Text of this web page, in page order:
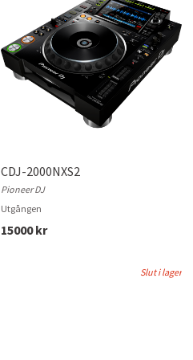
CDJ-2000NXS2
Pioneer DJ
Utgången
15000 kr
Slut i lager